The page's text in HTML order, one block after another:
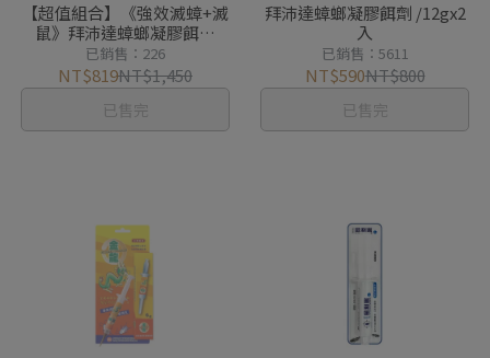
【超值組合】《強效滅蟑+滅
鼠》拜沛達蟑螂凝膠餌劑
30g+鼠剋命糊狀劑100g
已銷售：226
NT$819NT$1,450
已售完
拜沛達蟑螂凝膠餌劑 /12gx2
入
已銷售：5611
NT$590NT$800
已售完